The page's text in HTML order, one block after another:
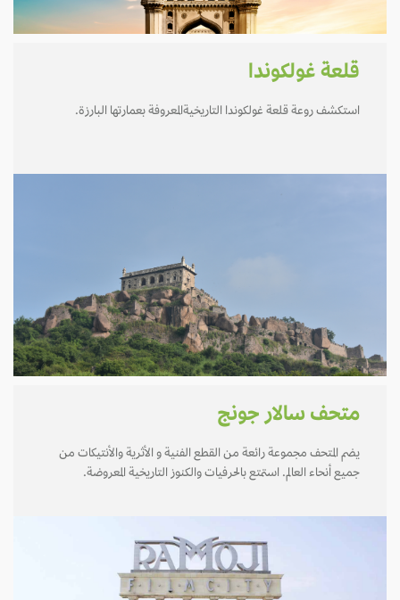
قلعة غولكوندا
استكشف روعة قلعة غولكوندا التاريخيةالمعروفة بعمارتها البارزة.
متحف سالار جونج
يضم المتحف مجموعة رائعة من القطع الفنية و الأثرية والأنتيكات من
جميع أنحاء العالم. استمتع بالحرفيات والكنوز التاريخية المعروضة.